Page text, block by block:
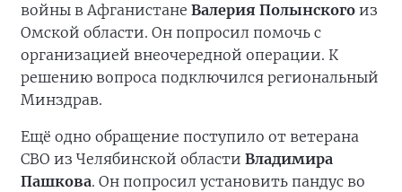
войны в Афганистане Валерия Полынского из
Омской области. Он попросил помочь с
организацией внеочередной операции. К
решению вопроса подключился региональный
Минздрав.
Ещё одно обращение поступило от ветерана
СВО из Челябинской области Владимира
Пашкова. Он попросил установить пандус во